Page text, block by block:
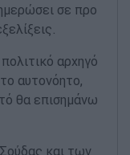
σε προ
αρχηγό
αυτονόητο,
θα επισημάνω
και των